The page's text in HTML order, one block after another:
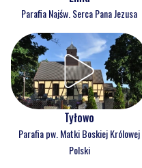
Parafia Najśw. Serca Pana Jezusa
Tyłowo
Parafia pw. Matki Boskiej Królowej
Polski